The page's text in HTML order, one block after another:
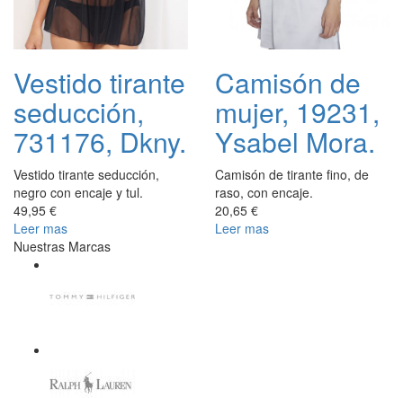
Vestido tirante
seducción,
731176, Dkny.
Vestido tirante seducción,
negro con encaje y tul.
49,95 €
Leer mas
Camisón de
mujer, 19231,
Ysabel Mora.
Camisón de tirante fino, de
raso, con encaje.
20,65 €
Leer mas
Nuestras Marcas